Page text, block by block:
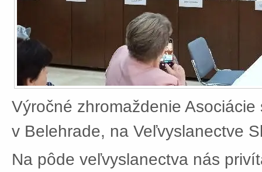
Výročné zhromaždenie
v Belehrade, na Veľvyslanectve
Na pôde veľvyslanectva nás